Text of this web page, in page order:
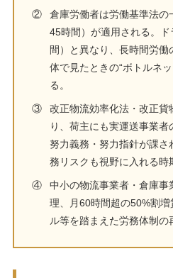
②
倉庫労働者は労働基準法の
45時間）が適用される。
間）と異なり、長時間労
体で見たときの“ボトルネ
る。
③
改正物流効率化法・改正貨
り、荷主にも実運送事業
努力義務・努力指針が課
務リスクも視野に入れる時
④
中小の物流事業者・倉庫事
理、月60時間超の50%割
ル等を踏まえた労務体制の